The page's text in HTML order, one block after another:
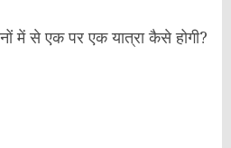
में से एक पर एक यात्रा कैसे होगी?